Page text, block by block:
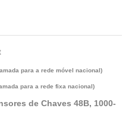
para a rede móvel nacional)
para a rede fixa nacional)
de Chaves 48B, 1000-